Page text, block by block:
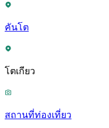
คันโต
โตเกียว
สถานที่ท่องเที่ยว